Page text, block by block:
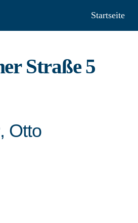
Startseite
Straße 5
, Otto